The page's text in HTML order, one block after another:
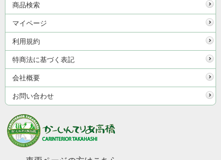
商品検索
マイページ
利用規約
特商法に基づく表記
会社概要
お問い合わせ